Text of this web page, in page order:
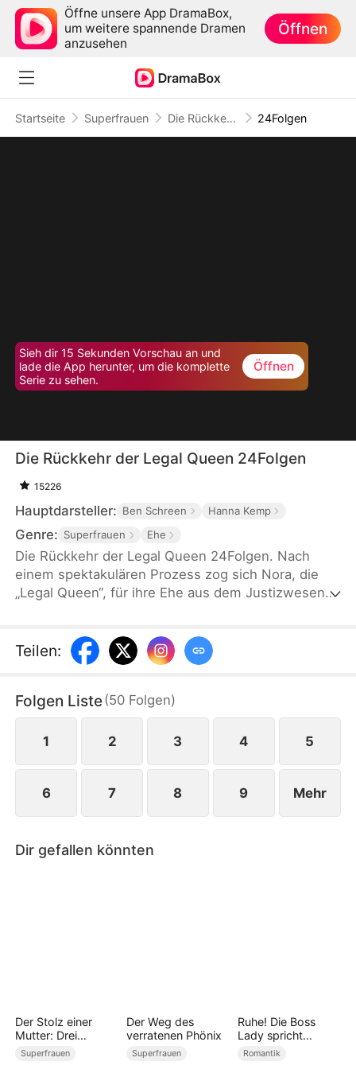
Öffne unsere App DramaBox,
um weitere spannende Dramen
anzusehen
Öffnen
Startseite Superfrauen Die Rückkehr der Legal Queen 24Folgen
Sieh dir 15 Sekunden Vorschau an und
lade die App herunter, um die komplette
Serie zu sehen.
Öffnen
Die Rückkehr der Legal Queen 24Folgen
15226
Hauptdarsteller: Ben Schreen Hanna Kemp
Genre: Superfrauen Ehe
Die Rückkehr der Legal Queen 24Folgen. Nach
einem spektakulären Prozess zog sich Nora, die
„Legal Queen“, für ihre Ehe aus dem Justizwesen
Hilfe ihres Assistenten Ethan zurück, deckt seine
Verbrechen auf und erobert ihr Leben sowie ihren
Teilen:
Folgen Liste(50 Folgen)
1 2 3 4 5
6 7 8 9 Mehr
Dir gefallen könnten
Der Stolz einer
Mutter: Drei
mächtigen Söhne
Superfrauen
Der Weg des
verratenen Phönix
Superfrauen
Ruhe! Die Boss
Lady spricht
(Synchronisiert)
Romantik